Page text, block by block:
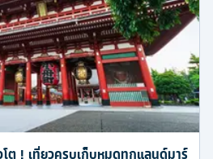
ต ! เที่ยวครบเก็บหมดทุกแลนด์มาร์